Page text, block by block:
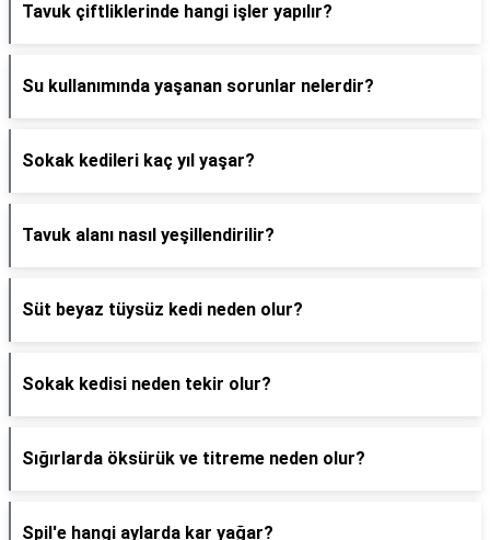
Tavuk çiftliklerinde hangi işler yapılır?
Su kullanımında yaşanan sorunlar nelerdir?
Sokak kedileri kaç yıl yaşar?
Tavuk alanı nasıl yeşillendirilir?
Süt beyaz tüysüz kedi neden olur?
Sokak kedisi neden tekir olur?
Sığırlarda öksürük ve titreme neden olur?
Spil'e hangi aylarda kar yağar?